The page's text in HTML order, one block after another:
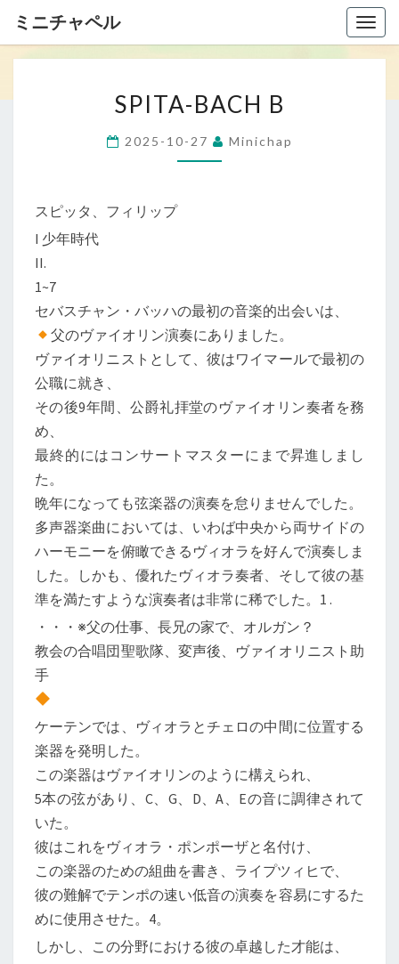
ミニチャペル
P
I
T
H
SPITA-BACH B
2025-10-27 Minichap
スピッタ、フィリップ
I 少年時代
II.
1~7
セバスチャン・バッハの最初の音楽的出会いは、
父のヴァイオリン演奏にありました。
ヴァイオリニストとして、彼はワイマールで最初の
公職に就き、
その後9年間、公爵礼拝堂のヴァイオリン奏者を務
め、
最終的にはコンサートマスターにまで昇進しまし
た。
晩年になっても弦楽器の演奏を怠りませんでした。
多声器楽曲においては、いわば中央から両サイドの
ハーモニーを俯瞰できるヴィオラを好んで演奏しま
した。しかも、優れたヴィオラ奏者、そして彼の基
準を満たすような演奏者は非常に稀でした。1 .
・・・※父の仕事、長兄の家で、オルガン？
教会の合唱団聖歌隊、変声後、ヴァイオリニスト助
手
ケーテンでは、ヴィオラとチェロの中間に位置する
楽器を発明した。
この楽器はヴァイオリンのように構えられ、
5本の弦があり、C、G、D、A、Eの音に調律されて
いた。
彼はこれをヴィオラ・ポンポーザと名付け、
この楽器のための組曲を書き、ライプツィヒで、
彼の難解でテンポの速い低音の演奏を容易にするた
めに使用させた。4。
しかし、この分野における彼の卓越した才能は、